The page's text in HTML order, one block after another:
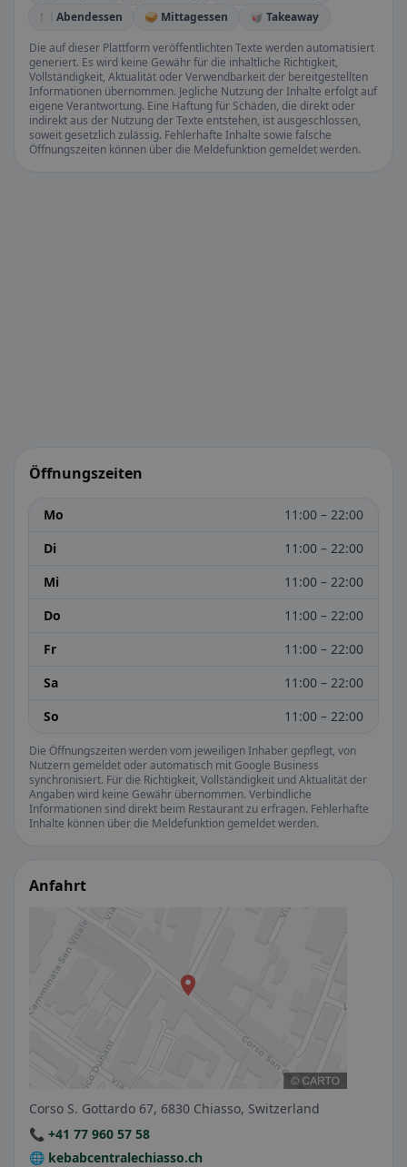
🍽️ Abendessen
🥪 Mittagessen
🥡 Takeaway
Die auf dieser Plattform veröffentlichten Texte werden automatisiert
generiert. Es wird keine Gewähr für die inhaltliche Richtigkeit,
Vollständigkeit, Aktualität oder Verwendbarkeit der bereitgestellten
Informationen übernommen. Jegliche Nutzung der Inhalte erfolgt auf
eigene Verantwortung. Eine Haftung für Schäden, die direkt oder
indirekt aus der Nutzung der Texte entstehen, ist ausgeschlossen,
soweit gesetzlich zulässig. Fehlerhafte Inhalte sowie falsche
Öffnungszeiten können über die Meldefunktion gemeldet werden.
Öffnungszeiten
Mo
11:00 – 22:00
Di
11:00 – 22:00
Mi
11:00 – 22:00
Do
11:00 – 22:00
Fr
11:00 – 22:00
Sa
11:00 – 22:00
So
11:00 – 22:00
Die Öffnungszeiten werden vom jeweiligen Inhaber gepflegt, von
Nutzern gemeldet oder automatisch mit Google Business
synchronisiert. Für die Richtigkeit, Vollständigkeit und Aktualität der
Angaben wird keine Gewähr übernommen. Verbindliche
Informationen sind direkt beim Restaurant zu erfragen. Fehlerhafte
Inhalte können über die Meldefunktion gemeldet werden.
Anfahrt
Corso S. Gottardo 67, 6830 Chiasso, Switzerland
📞 +41 77 960 57 58
🌐 kebabcentralechiasso.ch